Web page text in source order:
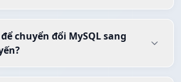
chuyển đổi MySQL sang